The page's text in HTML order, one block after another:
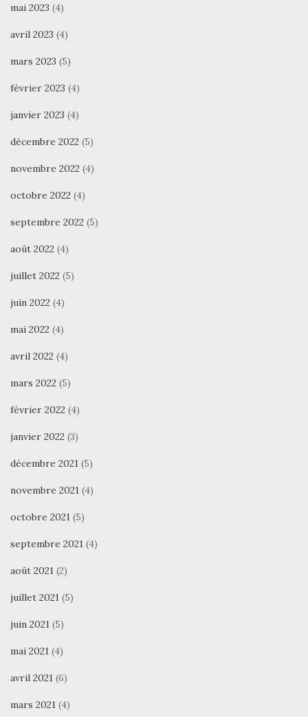
mai 2023 (4)
avril 2023 (4)
mars 2023 (5)
février 2023 (4)
janvier 2023 (4)
décembre 2022 (5)
novembre 2022 (4)
octobre 2022 (4)
septembre 2022 (5)
août 2022 (4)
juillet 2022 (5)
juin 2022 (4)
mai 2022 (4)
avril 2022 (4)
mars 2022 (5)
février 2022 (4)
janvier 2022 (3)
décembre 2021 (5)
novembre 2021 (4)
octobre 2021 (5)
septembre 2021 (4)
août 2021 (2)
juillet 2021 (5)
juin 2021 (5)
mai 2021 (4)
avril 2021 (6)
mars 2021 (4)